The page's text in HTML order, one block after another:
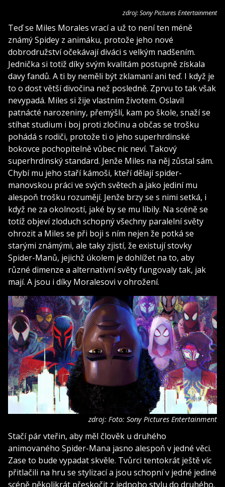
zdroj: Sony Pictures Entertainment
Teď se Miles Morales vrací a už to není ten méně
známý Spidey z animáku, protože jeho nové
dobrodružství očekávají diváci s velkým nadšením.
Jednička si totiž díky svým kvalitám postupně získala
davy fandů. A ti by neměli být zklamaní ani teď. I když je
to o dost větší divočina než posledně. Zprvu to tak však
nevypadá. Miles si žije vlastním životem. Oslavil
patnácté narozeniny, přemýšlí, kam po škole, snaží se
stíhat studium i boj proti zločinu a občas se trošku
pohádá s rodiči, protože ti o jeho superhrdinské
bokovce pochopitelně vůbec nic neví. Takový
superhrdinský standard. Jenže Miles na něj zůstal sám.
Chybí mu jeho staří kámoši, kteří dělají spider-
manovskou práci ve svých světech a jako jediní mu
alespoň trošku rozumějí. Jenže brzy se s nimi setká, i
když ne za okolností, jaké by se mu líbily. Na scéně se
totiž objeví zloduch schopný všechny paralelní světy
ohrozit a Miles se při boji s ním nejen že potká se
starými známými, ale taky zjistí, že existují stovky
Spider-Manů, jejichž úkolem je dohlížet na to, aby
různé dimenze a alternativní světy fungovaly tak, jak
mají. A jsou i díky Moralesovi v ohrožení.
zdroj: Foto: Sony Pictures Entertainment
Stačí pár vteřin, aby měl člověk u druhého
animovaného Spider-Mana jasno alespoň v jedné věci.
Zase to bude vypadat skvěle. Tvůrci tentokrát ještě víc
přitlačili na hru se stylizací a jsou schopní v jedné jediné
scéně několikrát přeskočit z jednoho stylu do druhého.